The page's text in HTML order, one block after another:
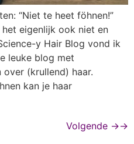
“Niet te heet föhnen!”
eigenlijk ook niet en
y Hair Blog vond ik
leuke blog met
(krullend) haar.
kan je haar
Volgende →